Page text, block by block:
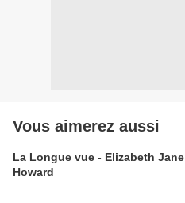
Vous aimerez aussi
La Longue vue - Elizabeth Jane
Howard